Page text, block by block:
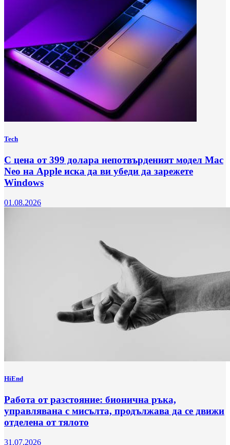
Tech
С цена от 399 долара непотвърденият модел Mac
Neo на Apple иска да ви убеди да зарежете
Windows
01.08.2026
HiEnd
Работа от разстояние: бионична ръка,
управлявана с мисълта, продължава да се движи
отделена от тялото
31.07.2026